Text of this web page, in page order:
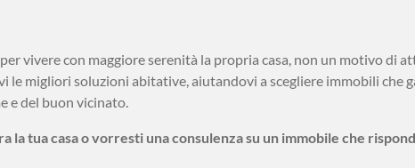
vivere con maggiore serenità la propria casa, non un motivo di
le migliori soluzioni abitative, aiutandovi a scegliere immobili che
e del buon vicinato.
la tua casa o vorresti una consulenza su un immobile che